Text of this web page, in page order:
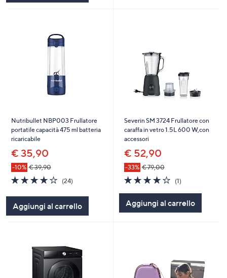
Nutribullet NBP003 Frullatore
portatile capacità 475 ml batteria
ricaricabile
€ 35,90
-10% € 39,90
4.0
of
5
Stars
(24)
Aggiungi al carrello
Severin SM 3724 Frullatore con
caraffa in vetro 1.5L 600 W,con
accessori
€ 52,90
-33% € 79,00
4.0
of
Stars
(1)1
Aggiungi al carrello